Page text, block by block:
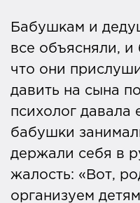
Бабушкам и
все объясняли, и
что они
давить на сына
психолог давала
бабушки
держали себя в
жалость: «Вот,
организуем